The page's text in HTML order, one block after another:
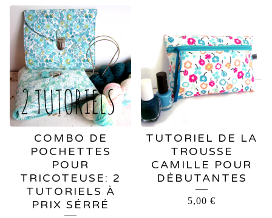
COMBO DE
POCHETTES
POUR
TRICOTEUSE: 2
TUTORIELS À
PRIX SÉRRÉ
TUTORIEL DE LA
TROUSSE
CAMILLE POUR
DÉBUTANTES
5,00 €